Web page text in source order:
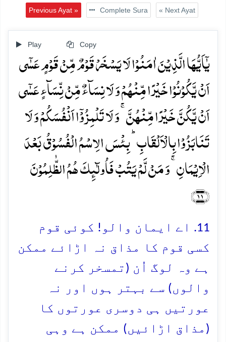
Previous Ayat » Complete Sura « Next Ayat
Play Copy
یٰۤاَیُّہَا الَّذِیۡنَ اٰمَنُوۡا لَا یَسۡخَرۡ قَوۡمٌ مِّنۡ قَوۡمٍ عَسٰۤی
اَنۡ یَّکُوۡنُوۡا خَیۡرًا مِّنۡہُمۡ وَ لَا نِسَآءٌ مِّنۡ نِّسَآءٍ عَسٰۤی
اَنۡ یَّکُنَّ خَیۡرًا مِّنۡہُنَّ ۚ وَ لَا تَلۡمِزُوۡۤا اَنۡفُسَکُمۡ وَ لَا
تَنَابَزُوۡا بِالۡاَلۡقَابِ ؕ بِئۡسَ الِاسۡمُ الۡفُسُوۡقُ بَعۡدَ
الۡاِیۡمَانِ ۚ وَ مَنۡ لَّمۡ یَتُبۡ فَاُولٰٓئِکَ ہُمُ الظّٰلِمُوۡنَ
﴿۱۱﴾
11. اے ایمان والو! کوئی قوم
کسی قوم کا مذاق نہ اڑائے ممکن
ہے وہ لوگ اُن (تمسخر کرنے
والوں) سے بہتر ہوں اور نہ
عورتیں ہی دوسری عورتوں کا
(مذاق اڑائیں) ممکن ہے وہی